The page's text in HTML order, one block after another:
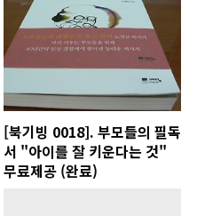
[북기빙 0018]. 부모들의 필독
서 "아이를 잘 키운다는 것"
무료제공 (완료)